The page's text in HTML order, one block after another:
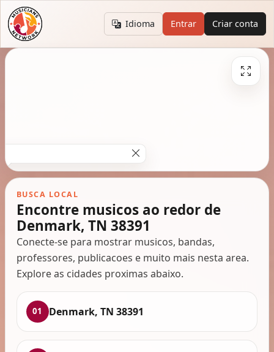
Idioma Entrar Criar conta
BUSCA LOCAL
Encontre musicos ao redor de
Denmark, TN 38391
Conecte-se para mostrar musicos, bandas,
professores, publicacoes e muito mais nesta area.
Explore as cidades proximas abaixo.
01 Denmark, TN 38391